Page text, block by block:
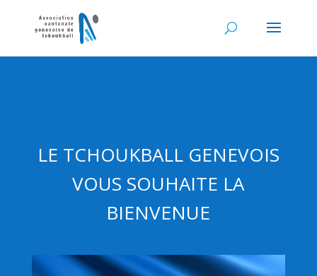
LE TCHOUKBALL GENEVOIS
VOUS SOUHAITE LA
BIENVENUE